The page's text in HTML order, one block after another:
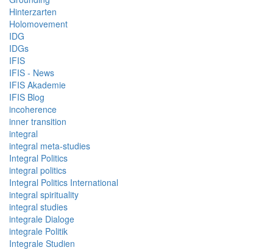
Hinterzarten
Holomovement
IDG
IDGs
IFIS
IFIS - News
IFIS Akademie
IFIS Blog
incoherence
inner transition
integral
integral meta-studies
Integral Politics
integral politics
Integral Politics International
integral spirituality
integral studies
integrale Dialoge
integrale Politik
Integrale Studien